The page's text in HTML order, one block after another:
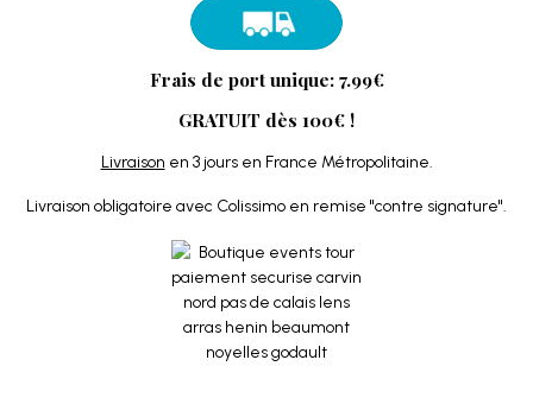
Frais de port unique: 7.99€
GRATUIT dès 100€ !
Livraison en 3 jours en France Métropolitaine.
Livraison obligatoire avec Colissimo en remise "contre signature".